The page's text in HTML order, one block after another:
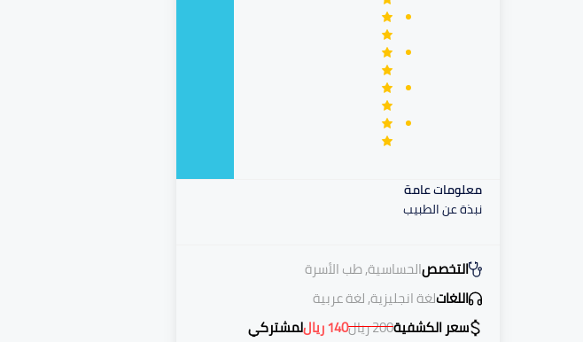
معلومات عامة
نبذة عن الطبيب
التخصصالحساسية, طب الأسرة
اللغاتلغة انجليزية, لغة عربية
سعر الكشفية200ريال140رياللمشتركي